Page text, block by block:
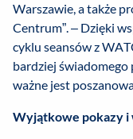
Warszawie, a także
Centrum”. – Dzięki
cyklu seansów z
bardziej świadomego
ważne jest
Wyjątkowe pokazy i